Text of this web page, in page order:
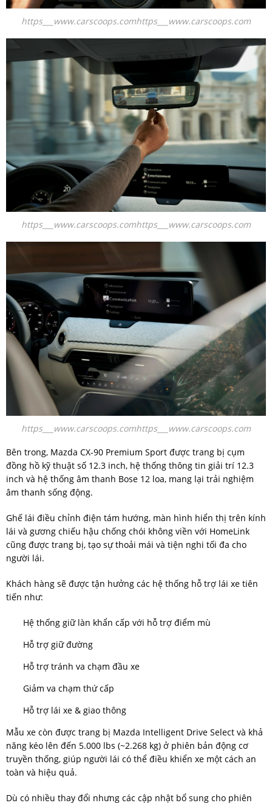
https___www.carscoops.comhttps___www.carscoops.com
https___www.carscoops.comhttps___www.carscoops.com
https___www.carscoops.comhttps___www.carscoops.com
Bên trong, Mazda CX-90 Premium Sport được trang bị cụm
đồng hồ kỹ thuật số 12.3 inch, hệ thống thông tin giải trí 12.3
inch và hệ thống âm thanh Bose 12 loa, mang lại trải nghiệm
âm thanh sống động.
Ghế lái điều chỉnh điện tám hướng, màn hình hiển thị trên kính
lái và gương chiếu hậu chống chói không viền với HomeLink
cũng được trang bị, tạo sự thoải mái và tiện nghi tối đa cho
người lái.
Khách hàng sẽ được tận hưởng các hệ thống hỗ trợ lái xe tiên
tiến như:
Hệ thống giữ làn khẩn cấp với hỗ trợ điểm mù
Hỗ trợ giữ đường
Hỗ trợ tránh va chạm đầu xe
Giảm va chạm thứ cấp
Hỗ trợ lái xe & giao thông
Mẫu xe còn được trang bị Mazda Intelligent Drive Select và khả
năng kéo lên đến 5.000 lbs (~2.268 kg) ở phiên bản động cơ
truyền thống, giúp người lái có thể điều khiển xe một cách an
toàn và hiệu quả.
Dù có nhiều thay đổi nhưng các cập nhật bổ sung cho phiên